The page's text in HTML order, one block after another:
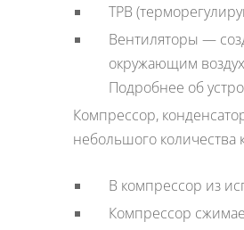
ТРВ
Вентиляторы —
окружающим
Подробнее об
Компрессор,
небольшого
В компрессор из
Компрессор